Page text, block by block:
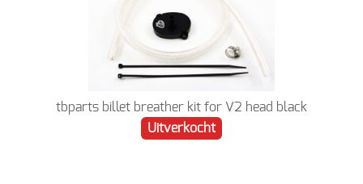
tbparts billet breather kit for V2 head black
Uitverkocht